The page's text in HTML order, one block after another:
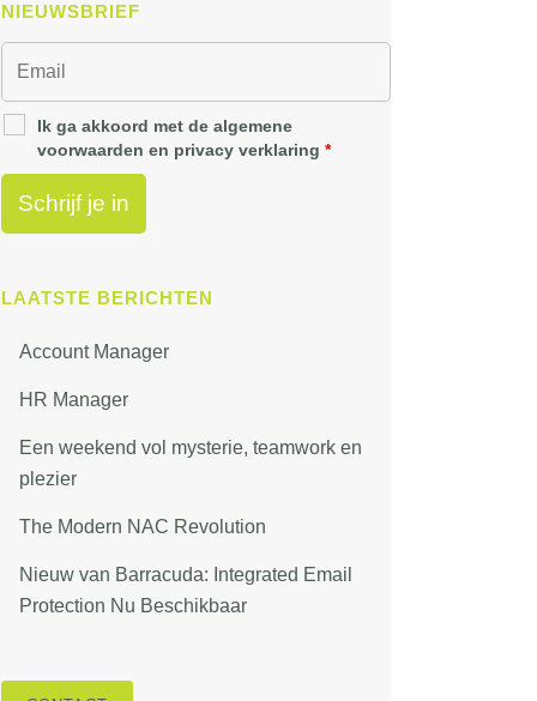
NIEUWSBRIEF
Ik ga akkoord met de algemene
voorwaarden en privacy verklaring*
LAATSTE BERICHTEN
Account Manager
HR Manager
Een weekend vol mysterie, teamwork en
plezier
The Modern NAC Revolution
Nieuw van Barracuda: Integrated Email
Protection Nu Beschikbaar